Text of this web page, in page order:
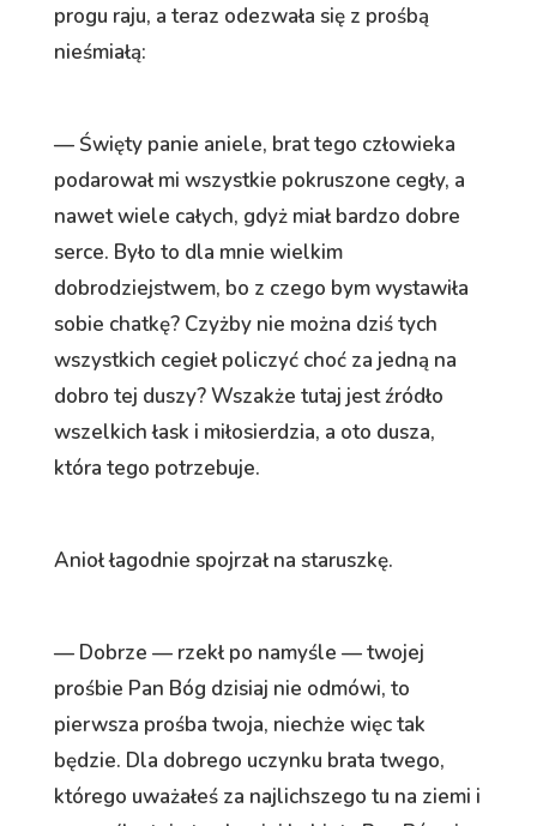
progu raju, a teraz odezwała się z prośbą
nieśmiałą:
— Święty panie aniele, brat tego człowieka
podarował mi wszystkie pokruszone cegły, a
nawet wiele całych, gdyż miał bardzo dobre
serce. Było to dla mnie wielkim
dobrodziejstwem, bo z czego bym wystawiła
sobie chatkę? Czyżby nie można dziś tych
wszystkich cegieł policzyć choć za jedną na
dobro tej duszy? Wszakże tutaj jest źródło
wszelkich łask i miłosierdzia, a oto dusza,
która tego potrzebuje.
Anioł łagodnie spojrzał na staruszkę.
— Dobrze — rzekł po namyśle — twojej
prośbie Pan Bóg dzisiaj nie odmówi, to
pierwsza prośba twoja, niechże więc tak
będzie. Dla dobrego uczynku brata twego,
którego uważałeś za najlichszego tu na ziemi i